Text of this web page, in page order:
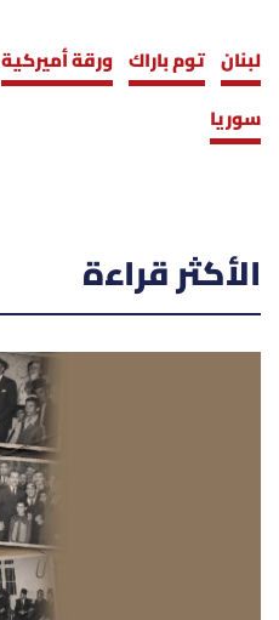
لبنان توم باراك ورقة أميركية
سوريا
الأكثر قراءة